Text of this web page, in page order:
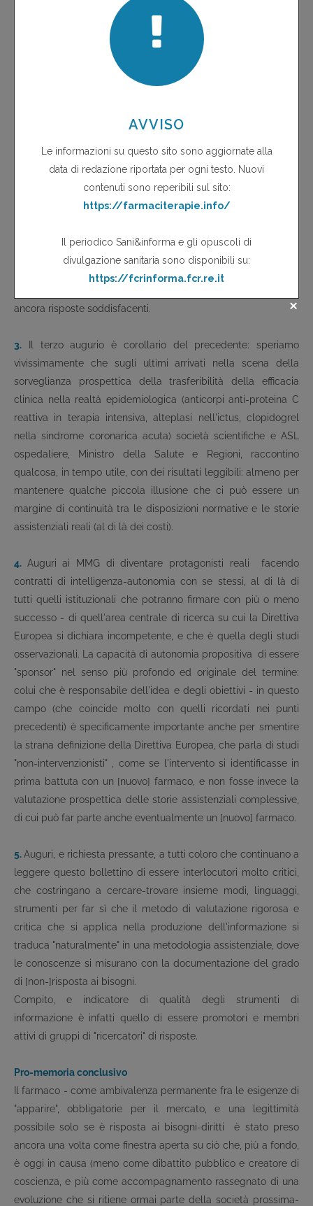
Non importano tanto i risultati tecnico-scientifici (anche se
sarebbero molto importanti, originali, probabilmente "unici"
anche a livello conoscitivo, anche sulla scena internazionale):
si trattava di una strategia culturale e metodologica
attenzione sugli "esiti" e non sulle prestazioni. Quale ne è la
valutazione? Perché non renderne conto? Per ciò che ha
funzionato, e ciò che non si è potuto produrre; per restituire
alla collettività una promessa di trasparenza; per non subire la
logica di progetti che hanno come obiettivo quello della
materiale concreto su cui discutere tra i tanti interlocutori che,
in modo diverso nei diversi progetti, sono stati coinvolti; per
ricordarsi che l'assistenza deve essere ricerca (e
ancora risposte soddisfacenti.
3. Il terzo augurio è corollario del precedente: speriamo
vivissimamente che sugli ultimi arrivati nella scena della
sorveglianza prospettica della trasferibilità della efficacia
clinica nella realtà epidemiologica (anticorpi anti-proteina C
reattiva in terapia intensiva, alteplasi nell'ictus, clopidogrel
nella sindrome coronarica acuta) società scientifiche e ASL
ospedaliere, Ministro della Salute e Regioni, raccontino
qualcosa, in tempo utile, con dei risultati leggibili: almeno per
mantenere qualche piccola illusione che ci può essere un
margine di continuità tra le disposizioni normative e le storie
assistenziali reali (al di là dei costi).
4. Auguri ai MMG di diventare protagonisti reali ­ facendo
contratti di intelligenza-autonomia con se stessi, al di là di
tutti quelli istituzionali che potranno firmare con più o meno
successo - di quell'area centrale di ricerca su cui la Direttiva
Europea si dichiara incompetente, e che è quella degli studi
osservazionali. La capacità di autonomia propositiva ­ di essere
"sponsor" nel senso più profondo ed originale del termine:
colui che è responsabile dell'idea e degli obiettivi - in questo
campo (che coincide molto con quelli ricordati nei punti
precedenti) è specificamente importante anche per smentire
la strana definizione della Direttiva Europea, che parla di studi
"non-intervenzionisti" , come se l'intervento si identificasse in
prima battuta con un [nuovo] farmaco, e non fosse invece la
valutazione prospettica delle storie assistenziali complessive,
di cui può far parte anche eventualmente un [nuovo] farmaco.
5.Auguri, e richiesta pressante, a tutti coloro che continuano a
leggere questo bollettino di essere interlocutori molto critici,
che costringano a cercare-trovare insieme modi, linguaggi,
strumenti per far sì che il metodo di valutazione rigorosa e
critica che si applica nella produzione dell'informazione si
traduca "naturalmente" in una metodologia assistenziale, dove
le conoscenze si misurano con la documentazione del grado
di [non-]risposta ai bisogni.
Compito, e indicatore di qualità degli strumenti di
informazione è infatti quello di essere promotori e membri
attivi di gruppi di "ricercatori" di risposte.
Pro-memoria conclusivo
Il farmaco - come ambivalenza permanente fra le esigenze di
"apparire", obbligatorie per il mercato, e una legittimità
possibile solo se è risposta ai bisogni-diritti ­ è stato preso
ancora una volta come finestra aperta su ciò che, più a fondo,
è oggi in causa (meno come dibattito pubblico e creatore di
coscienza, e più come accompagnamento rassegnato di una
evoluzione che si ritiene ormai parte della società prossima-